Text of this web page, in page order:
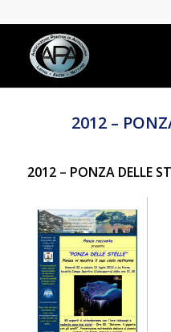
2012 –
2012 – PONZA DELLE